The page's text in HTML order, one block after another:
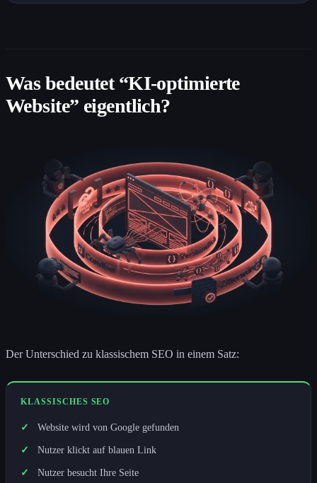
Was bedeutet “KI-optimierte
Website” eigentlich?
Der Unterschied zu klassischem SEO in einem Satz:
KLASSISCHES SEO
Website wird von Google gefunden
Nutzer klickt auf blauen Link
Nutzer besucht Ihre Seite